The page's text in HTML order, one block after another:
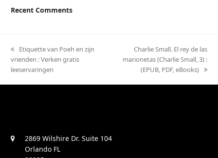
Recent Comments
previous
post:
Etiquette van Poeh en zijn
vrienden : Verken gratis
leeservaringen
next
post:
Charlie Small. El rey de las
marionetas (Charlie Small, 3) :
(EPUB, PDF, eBooks)
2869 Wilshire Dr. Suite 104
Orlando FL